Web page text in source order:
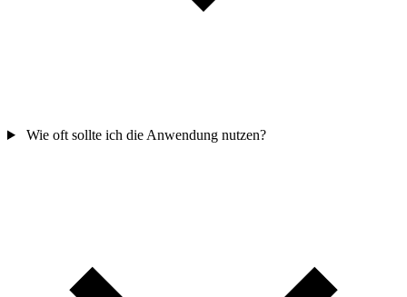
Wie oft sollte ich die Anwendung nutzen?